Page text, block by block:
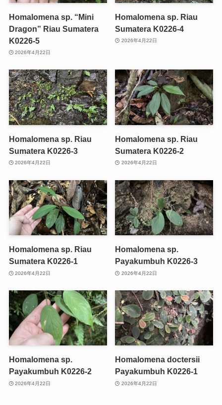
Homalomena sp. “Mini
Dragon” Riau Sumatera
K0226-5
2026年4月22日
Homalomena sp. Riau
Sumatera K0226-4
2026年4月22日
Homalomena sp. Riau
Sumatera K0226-3
2026年4月22日
Homalomena sp. Riau
Sumatera K0226-2
2026年4月22日
Homalomena sp. Riau
Sumatera K0226-1
2026年4月22日
Homalomena sp.
Payakumbuh K0226-3
2026年4月22日
Homalomena sp.
Payakumbuh K0226-2
2026年4月22日
Homalomena doctersii
Payakumbuh K0226-1
2026年4月22日